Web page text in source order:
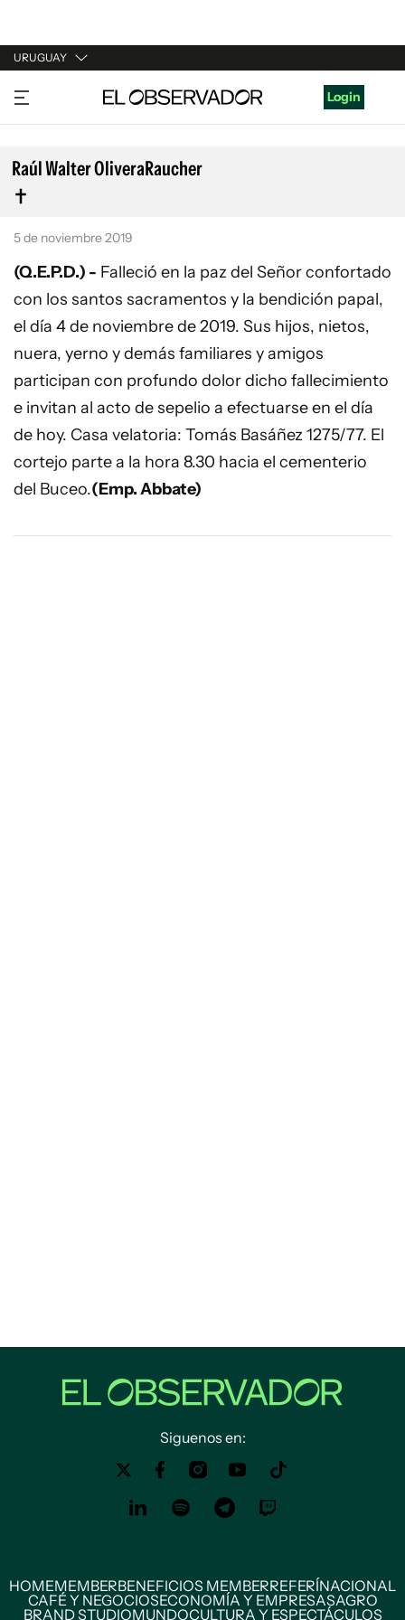
URUGUAY
URUGUAY
ARGENTINA
ESPAÑA
ESTADOS UNIDOS
Login
Raúl Walter OliveraRaucher
5 de noviembre 2019
(Q.E.P.D.) - Falleció en la paz del Señor confortado
con los santos sacramentos y la bendición papal,
el día 4 de noviembre de 2019. Sus hijos, nietos,
nuera, yerno y demás familiares y amigos
participan con profundo dolor dicho fallecimiento
e invitan al acto de sepelio a efectuarse en el día
de hoy. Casa velatoria: Tomás Basáñez 1275/77. El
cortejo parte a la hora 8.30 hacia el cementerio
del Buceo.(Emp. Abbate)
Siguenos en:
HOMEMEMBERBENEFICIOS MEMBERREFERÍNACIONAL
CAFÉ Y NEGOCIOSECONOMÍA Y EMPRESASAGRO
BRAND STUDIOMUNDOCULTURA Y ESPECTÁCULOS